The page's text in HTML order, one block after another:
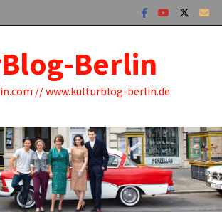
Berlin
// www.kulturblog-berlin.de